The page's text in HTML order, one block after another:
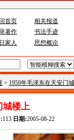
首页
相关报道
著作
书法手迹
家人
思想概论
> 1959年毛泽东在天安门
城楼上
113 日期:2005-08-22